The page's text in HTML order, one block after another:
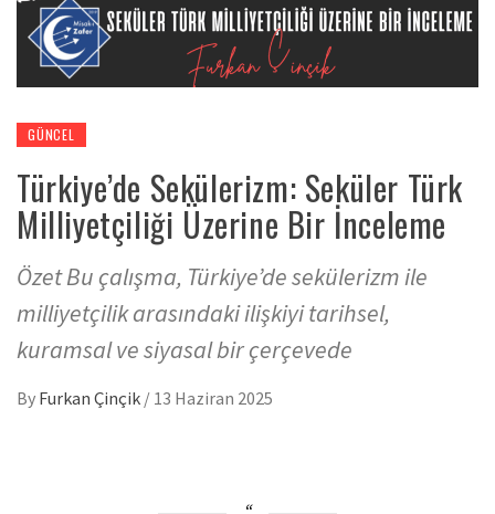
GÜNCEL
Türkiye’de Sekülerizm: Seküler Türk
Milliyetçiliği Üzerine Bir İnceleme
Özet Bu çalışma, Türkiye’de sekülerizm ile
milliyetçilik arasındaki ilişkiyi tarihsel,
kuramsal ve siyasal bir çerçevede
By Furkan Çinçik / 13 Haziran 2025